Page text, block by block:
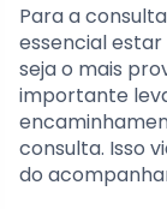
Para a
essencial
seja o mais
importante
consulta. Isso
do